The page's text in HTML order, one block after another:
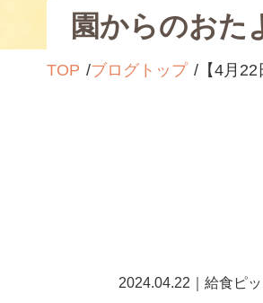
園からのおた
TOP ブログトップ 【4月
2024.04.22｜給食ピ